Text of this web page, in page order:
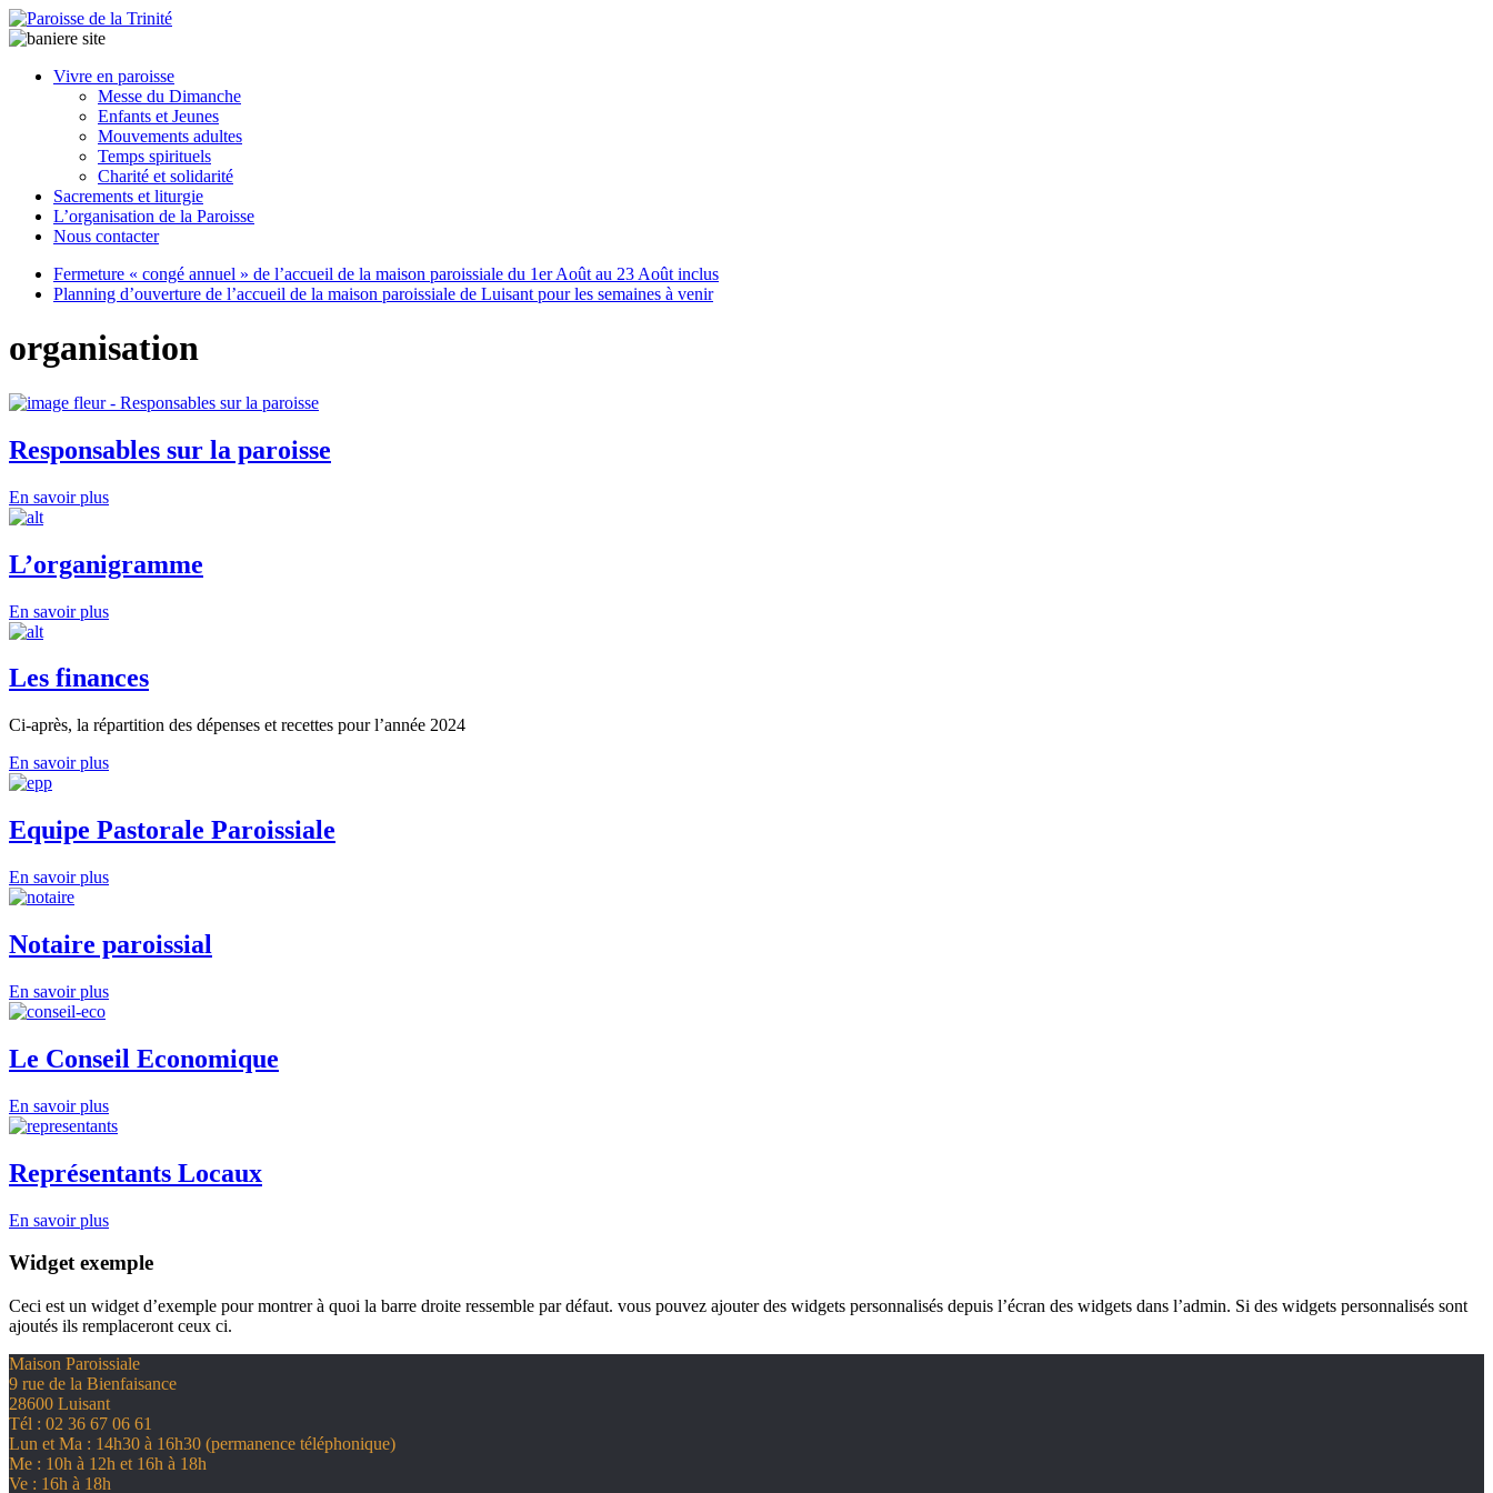
Vivre en paroisse
Messe du Dimanche
Enfants et Jeunes
Mouvements adultes
Temps spirituels
Charité et solidarité
Sacrements et liturgie
L’organisation de la Paroisse
Nous contacter
Fermeture « congé annuel » de l’accueil de la maison paroissiale du 1er Août au 23 Août inclus
Planning d’ouverture de l’accueil de la maison paroissiale de Luisant pour les semaines à venir
organisation
Responsables sur la paroisse
En savoir plus
L’organigramme
En savoir plus
Les finances
Ci-après, la répartition des dépenses et recettes pour l’année 2024
En savoir plus
Equipe Pastorale Paroissiale
En savoir plus
Notaire paroissial
En savoir plus
Le Conseil Economique
En savoir plus
Représentants Locaux
En savoir plus
Widget exemple
Ceci est un widget d’exemple pour montrer à quoi la barre droite ressemble par défaut. vous pouvez ajouter des widgets personnalisés depuis l’écran des widgets dans l’admin. Si des widgets personnalisés sont
ajoutés ils remplaceront ceux ci.
Maison Paroissiale
9 rue de la Bienfaisance
28600 Luisant
Tél : 02 36 67 06 61
Lun et Ma : 14h30 à 16h30 (permanence téléphonique)
Me : 10h à 12h et 16h à 18h
Ve : 16h à 18h